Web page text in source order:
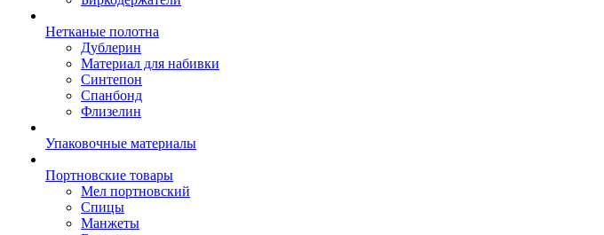
Нетканые полотна
Дублерин
Материал для набивки
Синтепон
Спанбонд
Флизелин
Упаковочные материалы
Портновские товары
Мел портновский
Спицы
Манжеты